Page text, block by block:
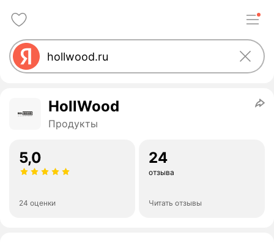
HollWood
Продукты
5,0
24 оценки
24
отзыва
Читать отзывы